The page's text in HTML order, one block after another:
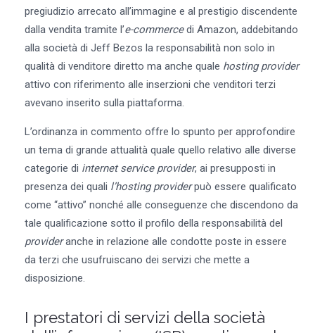
pregiudizio arrecato all’immagine e al prestigio discendente
dalla vendita tramite l’e-commercedi Amazon, addebitando
alla società di Jeff Bezos la responsabilità non solo in
qualità di venditore diretto ma anche quale hosting provider
attivo con riferimento alle inserzioni che venditori terzi
avevano inserito sulla piattaforma.
L’ordinanza in commento offre lo spunto per approfondire
un tema di grande attualità quale quello relativo alle diverse
categorie di internet service provider, ai presupposti in
presenza dei quali l’hosting providerpuò essere qualificato
come “attivo” nonché alle conseguenze che discendono da
tale qualificazione sotto il profilo della responsabilità del
provideranche in relazione alle condotte poste in essere
da terzi che usufruiscano dei servizi che mette a
disposizione.
I prestatori di servizi della società